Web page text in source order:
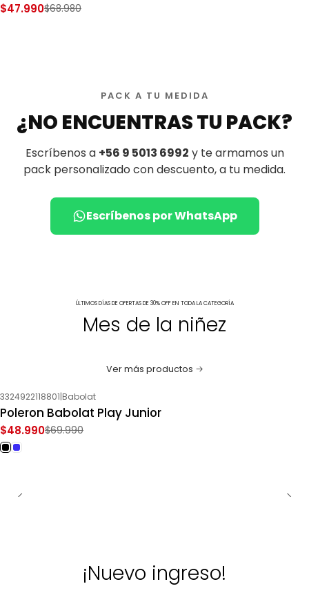
$47.990$68.980
PACK A TU MEDIDA
¿NO ENCUENTRAS TU PACK?
Escríbenos a +56 9 5013 6992 y te armamos un
pack personalizado con descuento, a tu medida.
Escríbenos por WhatsApp
ÚLTIMOS DÍAS DE OFERTAS DE 30% OFF EN TODA LA CATEGORÍA
Mes de la niñez
Ver más productos
-30%OFF
3324922118801|Babolat
Poleron Babolat Play Junior
$48.990$69.990
¡Nuevo ingreso!